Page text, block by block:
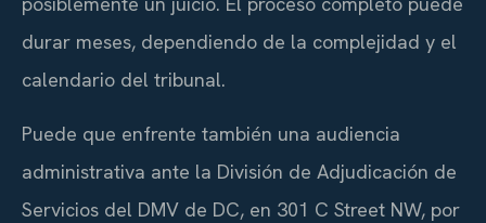
durar meses, dependiendo de la complejidad y el
calendario del tribunal.
Puede que enfrente también una audiencia
administrativa ante la División de Adjudicación de
Servicios del DMV de DC, en 301 C Street NW, por